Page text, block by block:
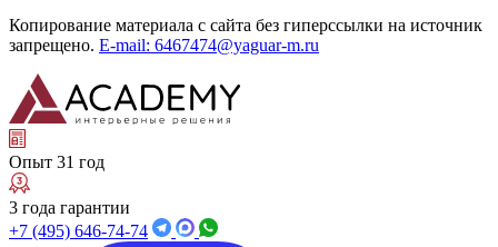
Копирование материала с сайта без гиперссылки на источник
запрещено. E-mail: 6467474@yaguar-m.ru
Опыт 31 год
3 года гарантии
+7 (495) 646-74-74